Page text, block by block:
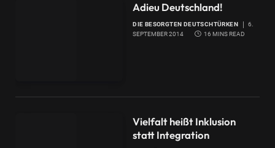
Adieu Deutschland!
DIE BESORGTEN DEUTSCHTÜRKEN
6.
SEPTEMBER 2014
16 MINS READ
Vielfalt heißt Inklusion
statt Integration